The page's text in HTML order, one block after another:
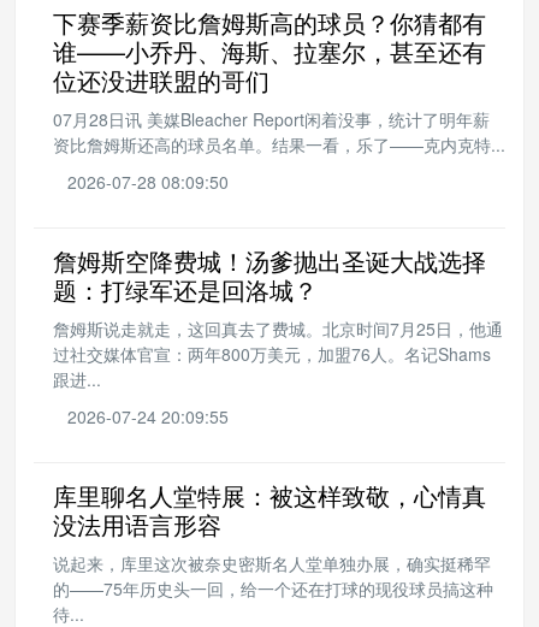
下赛季薪资比詹姆斯高的球员？你猜都有
谁——小乔丹、海斯、拉塞尔，甚至还有
位还没进联盟的哥们
07月28日讯 美媒Bleacher Report闲着没事，统计了明年薪
资比詹姆斯还高的球员名单。结果一看，乐了——克内克特...
2026-07-28 08:09:50
詹姆斯空降费城！汤爹抛出圣诞大战选择
题：打绿军还是回洛城？
詹姆斯说走就走，这回真去了费城。北京时间7月25日，他通
过社交媒体官宣：两年800万美元，加盟76人。名记Shams
跟进...
2026-07-24 20:09:55
库里聊名人堂特展：被这样致敬，心情真
没法用语言形容
说起来，库里这次被奈史密斯名人堂单独办展，确实挺稀罕
的——75年历史头一回，给一个还在打球的现役球员搞这种
待...